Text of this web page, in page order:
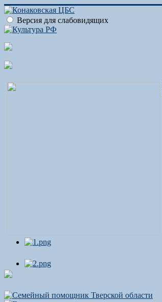
Версия для слабовидящих